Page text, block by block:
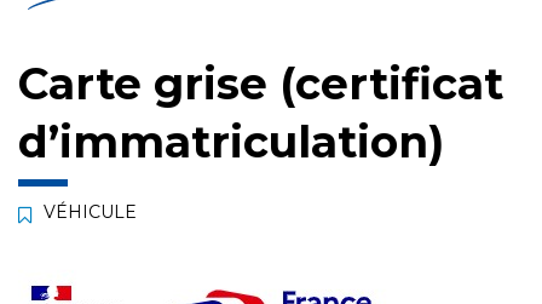
Carte grise (certificat
d’immatriculation)
VÉHICULE